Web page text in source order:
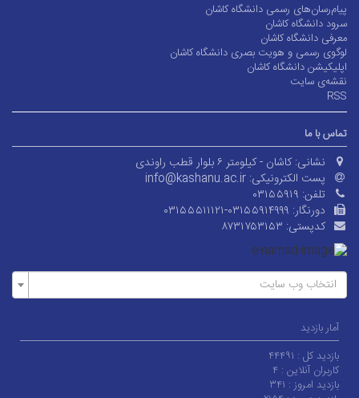
پیام‌رسان‌های رسمی دانشگاه کاشان
سرود دانشگاه کاشان
معرفی دانشگاه کاشان
لوگوی رسمی و هویت بصری دانشگاه کاشان
اپلیکیشن دانشگاه کاشان
نقشه‌ی سایت
RSS
تماس با ما
نشانی: کاشان - کیلومتر ۶ بلوار قطب راوندی
پست الکترونیکی: info@kashanu.ac.ir
تلفن: ۰۳۱۵۵۹۱۹
دورنگار: ۰۳۱۵۵۵۱۱۱۲۱-۰۳۱۵۵۹۱۴۹۹۹
کدپستی: ۸۷۳۱۷۵۳۱۵۳
انتخاب وب سایت
آمار بازدید
بازدید کل : ۴۴۴۹۱
کاربران آنلاین : ۴
بازدید امروز : ۳۴۱